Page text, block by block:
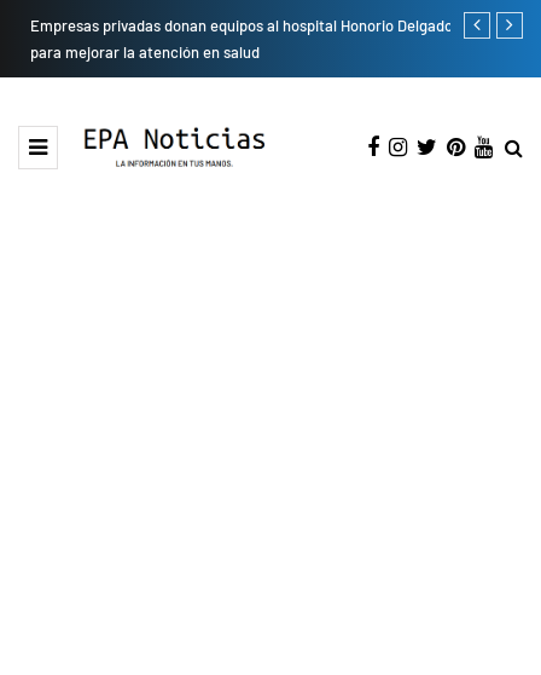
Empresas privadas donan equipos al hospital Honorio Delgado
para mejorar la atención en salud
Cambio de